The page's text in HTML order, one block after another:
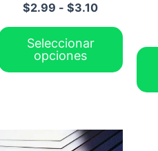
$2.99 - $3.10
Seleccionar
opciones
en
página
Este